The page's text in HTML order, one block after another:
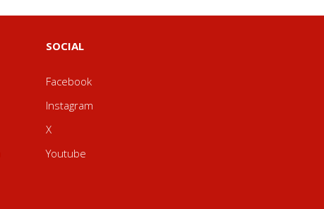
SOCIAL
Facebook
Instagram
X
Youtube